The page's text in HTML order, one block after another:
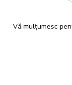
Vă mulțumesc